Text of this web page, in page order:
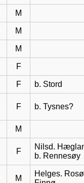
M
M
M
F
F b. Stord
F b. Tysnes?
M
F
Nilsd.
b. Rennesøy
M
Helges.